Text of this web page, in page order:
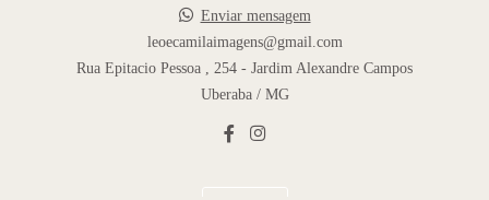
Enviar mensagem
leoecamilaimagens@gmail.com
Rua Epitacio Pessoa , 254 - Jardim Alexandre Campos
Uberaba / MG